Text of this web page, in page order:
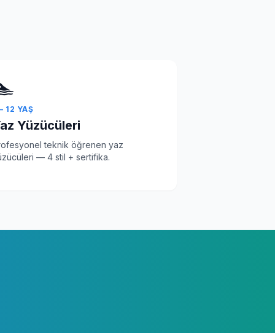
12 YAŞ
Yüzücüleri
teknik öğrenen yaz
— 4 stil + sertifika.